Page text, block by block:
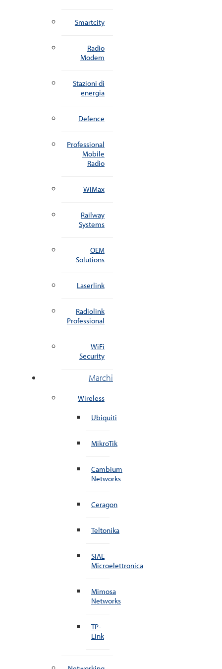
Smartcity
Radio
Modem
Stazioni di
energia
Defence
Professional
Mobile
Radio
WiMax
Railway
Systems
OEM
Solutions
Laserlink
Radiolink
Professional
WiFi
Security
Marchi
Wireless
Ubiquiti
MikroTik
Cambium
Networks
Ceragon
Teltonika
SIAE
Microelettronica
Mimosa
Networks
TP-
Link